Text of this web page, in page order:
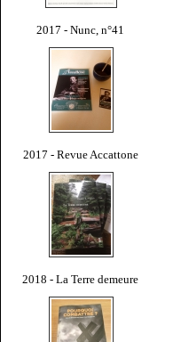
2017 - Nunc, n°41
2017 - Revue Accattone
2018 - La Terre demeure